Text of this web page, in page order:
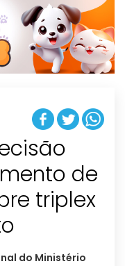
g
t
i
o
n
de
triplex
do Ministério